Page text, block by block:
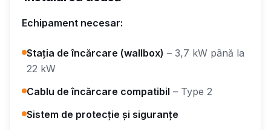
Echipament necesar:
Stația de încărcare (wallbox) – 3,7 kW până la
22 kW
Cablu de încărcare compatibil – Type 2
Sistem de protecție și siguranțe